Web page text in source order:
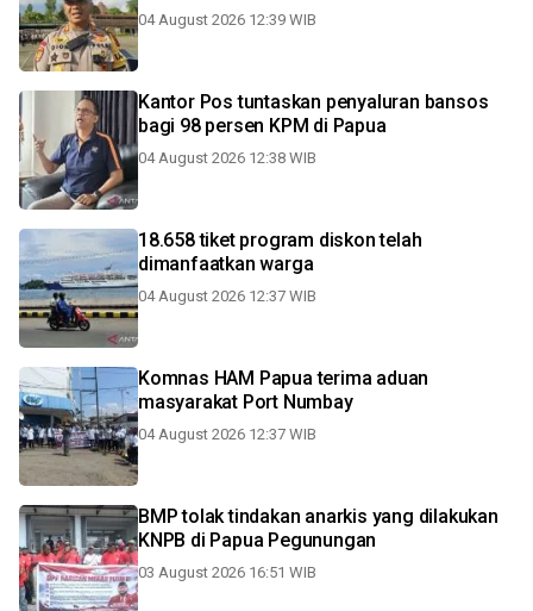
04 August 2026 12:39 WIB
Kantor Pos tuntaskan penyaluran bansos
bagi 98 persen KPM di Papua
04 August 2026 12:38 WIB
18.658 tiket program diskon telah
dimanfaatkan warga
04 August 2026 12:37 WIB
Komnas HAM Papua terima aduan
masyarakat Port Numbay
04 August 2026 12:37 WIB
BMP tolak tindakan anarkis yang dilakukan
KNPB di Papua Pegunungan
03 August 2026 16:51 WIB